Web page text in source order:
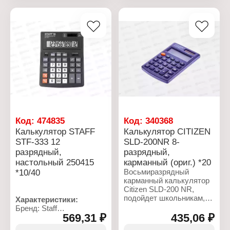
Питание: солнечная
батарея + батарея
Питание: LR1130
Батарейка в комплекте:
Материал корпуса:
Код: 474835
Калькулятор STAFF
STF-333 12
разрядный,
настольный 250415
*10/40
Характеристики:
Бренд: Staff
Артикул: STF-333
Тип товара: Калькулятор
569,31 ₽
Код:340368
Калькулятор CITIZEN
SLD-200NR 8-
разрядный,
карманный (ориг.) *20
Восьмиразрядный
карманный калькулятор
Citizen SLD-200 NR,
подойдет школьникам,
продавцам для
выполнения простых
435,06 ₽